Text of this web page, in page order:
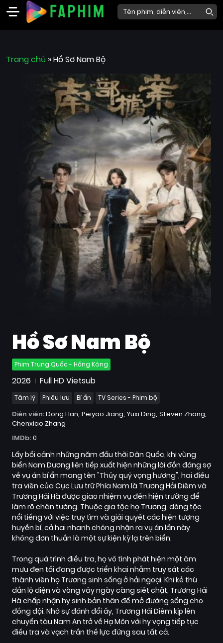
Phim
Thể
Blog
Trang chủ »Hồ Sơ Nam Bộ
Hồ Sơ Nam Bộ
Phim Trung Quốc - Hồng Kông
2026 Full HD Vietsub
Tâm lý Phiêu lưu Bí ẩn TV Series - Phim bộ
Diễn viên:Dong Han Peiyao Jiang Yuxi Ding Steven Zhang
Chenxiao Zhang
IMDb: 0
Lấy bối cảnh những năm đầu thời Dân Quốc, khi vùng
biển Nam Dương liên tiếp xuất hiện những lời đồn đáng sợ
về vụ án bí ẩn mang tên "Thủy quỷ vọng hương", hai điều
tra viên của Cục Lưu trữ Phía Nam là Trương Hải Diêm và
Trương Hải Hà được giao nhiệm vụ đến hiện trường để
làm rõ chân tướng. Thuộc gia tộc họ Trương, dòng tộc
nổi tiếng với việc truy tìm và giải quyết các hiện tượng
huyền bí, cả hai nhanh chóng nhận ra vụ án lần này
không đơn thuần là một sự kiện kỳ lạ trên biển.
Trong quá trình điều tra, họ vô tình phát hiện một âm
mưu đen tối đang được triển khai nhằm truy sát các
thành viên họ Trương sinh sống ở hải ngoại. Khi kẻ thù
dần lộ diện và vòng vây ngày càng siết chặt, Trương Hải
Hà chấp nhận hy sinh bản thân để mở đường sống cho
đồng đội. Nhờ sự đánh đổi ấy, Trương Hải Diêm kịp lên
chuyến tàu Nam An trở về Hạ Môn với hy vọng tiếp tục
điều tra và vạch trần thế lực đứng sau tất cả.